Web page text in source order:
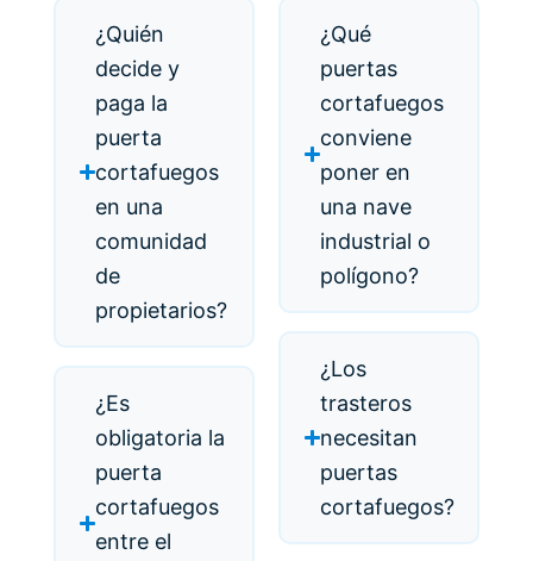
¿Quién
decide y
paga la
puerta
cortafuegos
en una
comunidad
de
propietarios?
¿Es
obligatoria la
puerta
cortafuegos
entre el
¿Qué
puertas
cortafuegos
conviene
poner en
una nave
industrial o
polígono?
¿Los
trasteros
necesitan
puertas
cortafuegos?